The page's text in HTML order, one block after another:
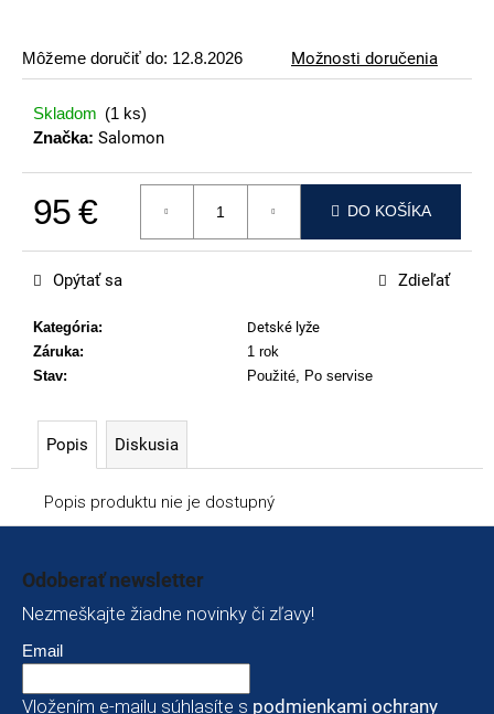
Môžeme doručiť do: 12.8.2026 Možnosti doručenia
Skladom (1 ks)
Značka: Salomon
95 €
Jednotková cena:
DO KOŠÍKA
Kategória:
Detské lyže
Záruka:
1 rok
Stav: Použité, Po servise
Opýtať sa Zdieľať
Popis Diskusia
Popis produktu nie je dostupný
o
r
ú
č
e
ATOMIC
REDSTER
J2(SPORT
EDITION)
89
Odoberať newsletter
Nezmeškajte žiadne novinky či zľavy!
Email
Vložením e-mailu súhlasíte s podmienkami ochrany